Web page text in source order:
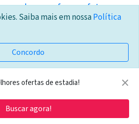
ofertas de estadia! ×
Buscar agora!
chegar e fazer a foto
Conheça os 9 preferidos pelos
na Riviera Maya
Saiba mais em nossaPolítica
Concordo